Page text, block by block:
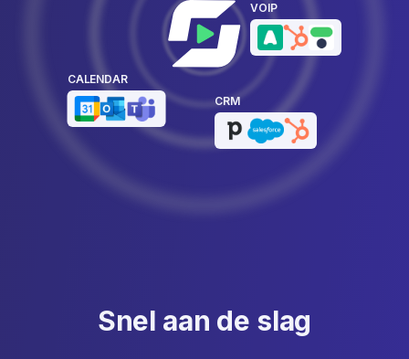
VOIP
CALENDAR
CRM
Snel aan de slag